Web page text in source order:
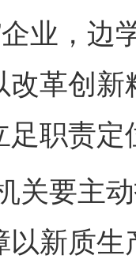
企业，边
改革创
足职责
要主动
新质生